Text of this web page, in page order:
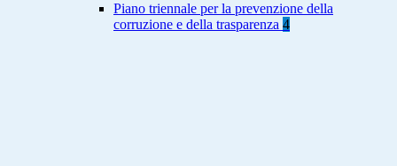
Piano triennale per la prevenzione della
corruzione e della trasparenza 4